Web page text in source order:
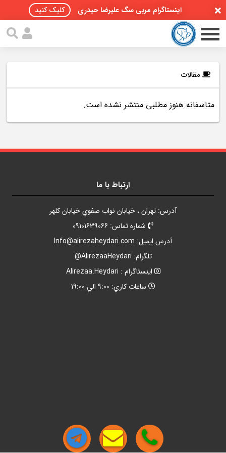
اینستاگرام مربی سگ علیرضا حیدری کلیک کنید
صفحه اصلی
پادکست سگ ها
مقالات
متاسفانه هنوز مطلبی منتشر نشده است.
ارتباط با ما
آدرس: تهران ، خيابان نواب صفوي خيابان کلهر
شماره تماس: 09101639066
آدرس ايميل: Info@alirezaheydari.com
تلگرام: AlirezaaHeydari@
اينستاگرام : Alirezaa.Heydari
ساعات کاري: 9:00 الي 19:00